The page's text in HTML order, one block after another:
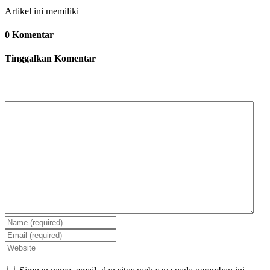
Artikel ini memiliki
0 Komentar
Tinggalkan Komentar